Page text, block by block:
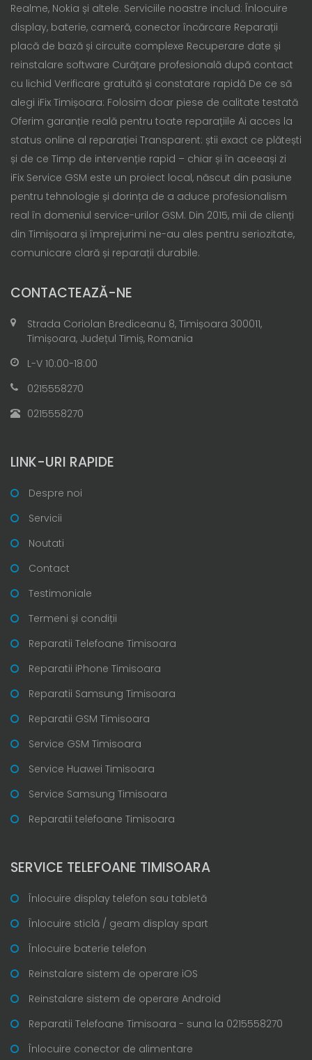
Realme, Nokia și altele. Serviciile noastre includ: Înlocuire
display, baterie, cameră, conector încărcare Reparații
placă de bază și circuite complexe Recuperare date și
reinstalare software Curățare profesională după contact
cu lichid Verificare gratuită și constatare rapidă De ce să
alegi iFix Timișoara: Folosim doar piese de calitate testată
Oferim garanție reală pentru toate reparațiile Ai acces la
status online al reparației Transparent: știi exact ce plătești
și de ce Timp de intervenție rapid – chiar și în aceeași zi
iFix Service GSM este un proiect local, născut din pasiune
pentru tehnologie și dorința de a aduce profesionalism
real în domeniul service-urilor GSM. Din 2015, mii de clienți
din Timișoara și împrejurimi ne-au ales pentru seriozitate,
comunicare clară și reparații durabile.
CONTACTEAZĂ-NE
Strada Coriolan Brediceanu 8, Timișoara 300011,
Timișoara, Județul Timiș, Romania
L-V 10:00-18:00
0215558270
0215558270
LINK-URI RAPIDE
Despre noi
Servicii
Noutati
Contact
Testimoniale
Termeni și condiții
Reparatii Telefoane Timisoara
Reparatii iPhone Timisoara
Reparatii Samsung Timisoara
Reparatii GSM Timisoara
Service GSM Timisoara
Service Huawei Timisoara
Service Samsung Timisoara
Reparatii telefoane Timisoara
SERVICE TELEFOANE TIMISOARA
Înlocuire display telefon sau tabletă
Înlocuire sticlă / geam display spart
Înlocuire baterie telefon
Reinstalare sistem de operare iOS
Reinstalare sistem de operare Android
Reparatii Telefoane Timisoara - suna la 0215558270
Înlocuire conector de alimentare